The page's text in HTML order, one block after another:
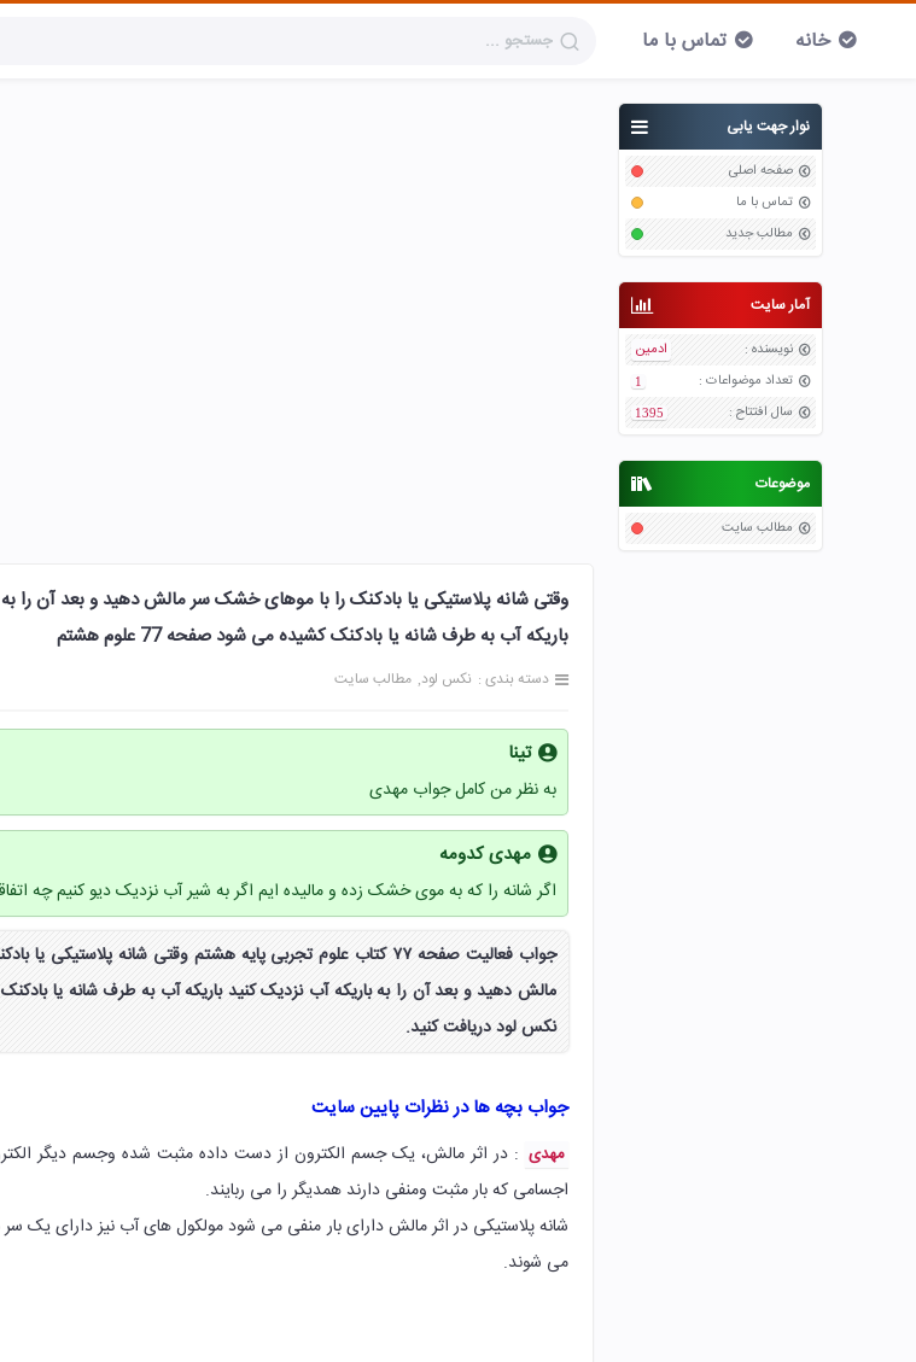
خانه تماس با ما
نوار جهت یابی
صفحه اصلی
تماس با ما
مطالب جدید
آمار سایت
نویسنده :
ادمین
تعداد موضواعات :
1
سال افتتاح :
1395
موضوعات
مطالب سایت
وقتی شانه پلاستیکی یا بادکنک را با موهای خشک سر مالش دهید و بعد آن را به
باریکه آب به طرف شانه یا بادکنک کشیده می شود صفحه 77 علوم هشتم
دسته بندی : نکس لود مطالب سایت
تینا
به نظر من کامل جواب مهدی
مهدی کدومه
اگر شانه را که به موی خشک زده و مالیده ایم اگر به شیر آب نزدیک دیو کنیم چه
جواب فعالیت صفحه ۷۷ کتاب علوم تجربی پایه هشتم وقتی شانه
مالش دهید و بعد آن را به باریکه آب نزدیک کنید باریکه آب به طرف شانه یا
نکس لود دریافت کنید.
جواب بچه ها در نظرات پایین سایت
مهدی : در اثر مالش، یک جسم الکترون از دست داده مثبت شده وجسم دیگر
اجسامی که بار مثبت ومنفی دارند همدیگر را می ربایند.
شانه پلاستیکی در اثر مالش دارای بار منفی می شود مولکول های آب نیز دارای یک
می شوند.